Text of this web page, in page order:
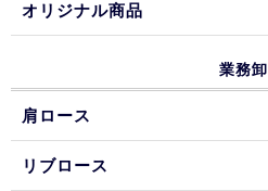
オリジナル商品
業務卸
肩ロース
リブロース